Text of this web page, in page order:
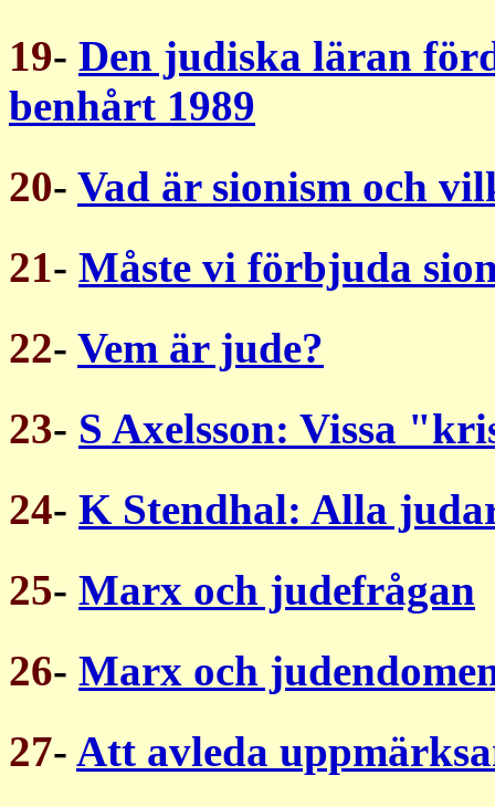
19- Den judiska läran
benhårt 1989
20- Vad är sionism och
21- Måste vi förbjuda
22- Vem är jude?
23- S Axelsson: Vissa
24- K Stendhal: Alla
25- Marx och judefrågan
26- Marx och
27- Att avleda